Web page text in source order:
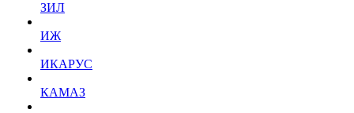
ЗИЛ
ИЖ
ИКАРУС
КАМАЗ